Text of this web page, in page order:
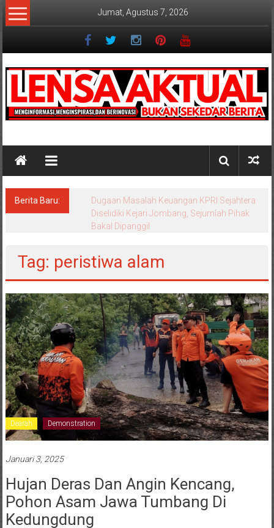
Lompat
ke
Jumat, Agustus 7, 2026
Berita Baru:
Dugaan Masalah Keuangan KPRI Sejahtera
Diselidiki Kejari Jombang, Sejumlah Pihak
Bakal Dipanggil
Tag: peristiwa alam
Dearah Demonstration
Januari 3, 2025
Hujan Deras Dan Angin Kencang,
Pohon Asam Jawa Tumbang Di
Kedungdung